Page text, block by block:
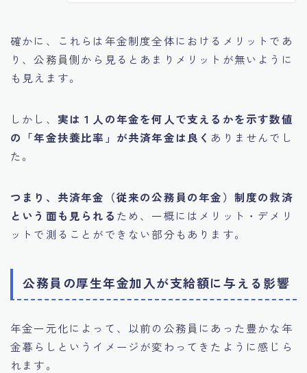
確かに、これらは年金制度全体におけるメリットであ
り、公務員側から見るとあまりメリットが無いように
も見えます。
しかし、 実は１人の年金を何人で支えるかを示す数値
の「年金扶養比率」が共済年金は良く ありませんでし
た。
つまり、共済年金（従来の公務員の年金）制度の救済
という面も見られる ため、一概にはメリット・デメリ
ットで測ることができない部分もあります。
公務員の厚生年金加入が支給額に与える影響
年金一元化によって、以前の公務員にあった豊かな年
金暮らしというイメージが変わってきたように感じら
れます。